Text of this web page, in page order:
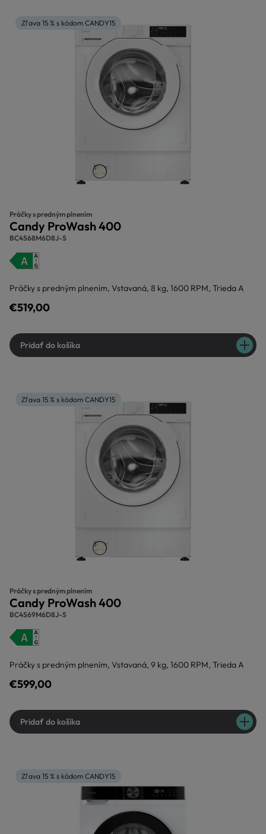
Zľava 15 % s kódom CANDY15
Práčky s predným plnením
Candy ProWash 400
BC4S68M6D8J-S
Práčky s predným plnením, Vstavaná, 8 kg, 1600 RPM, Trieda A
€519,00
Pridať do košíka
Zľava 15 % s kódom CANDY15
Práčky s predným plnením
Candy ProWash 400
BC4S69M6D8J-S
Práčky s predným plnením, Vstavaná, 9 kg, 1600 RPM, Trieda A
€599,00
Pridať do košíka
Zľava 15 % s kódom CANDY15